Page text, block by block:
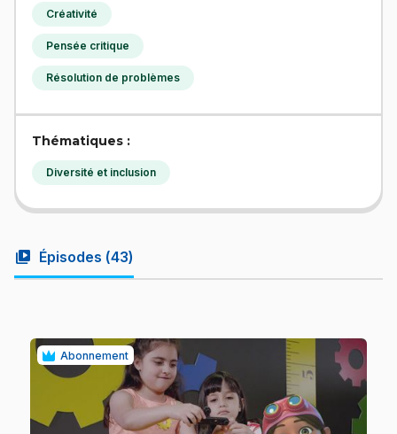
Créativité
Pensée critique
Résolution de problèmes
Thématiques :
Diversité et inclusion
video_library Épisodes (43)
Abonnement